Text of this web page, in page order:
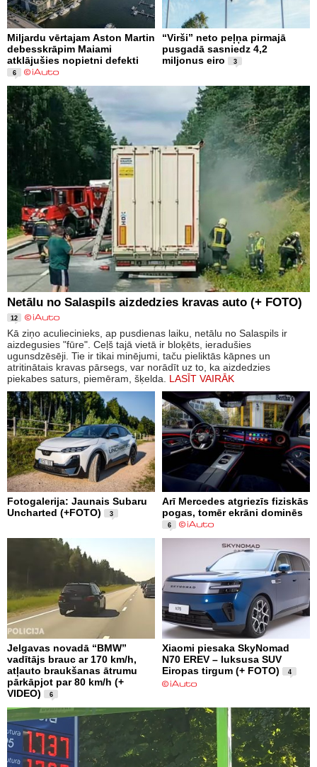
Miljardu vērtajam Aston Martin
debesskrāpim Maiami
atklājušies nopietni defekti
6
“Virši” neto peļņa pirmajā
pusgadā sasniedz 4,2
miljonus eiro
3
Netālu no Salaspils aizdedzies kravas auto (+ FOTO)
12
Kā ziņo aculiecinieks, ap pusdienas laiku, netālu no Salaspils ir
aizdegusies "fūre". Ceļš tajā vietā ir bloķēts, ieradušies
ugunsdzēsēji. Tie ir tikai minējumi, taču pieliktās kāpnes un
atritinātais kravas pārsegs, var norādīt uz to, ka aizdedzies
piekabes saturs, piemēram, šķelda. LASĪT VAIRĀK
Fotogalerija: Jaunais Subaru
Uncharted (+FOTO)
3
Arī Mercedes atgriezīs fiziskās
pogas, tomēr ekrāni dominēs
6
Jelgavas novadā “BMW”
vadītājs brauc ar 170 km/h,
atļauto braukšanas ātrumu
pārkāpjot par 80 km/h (+
VIDEO)
6
Xiaomi piesaka SkyNomad
N70 EREV – luksusa SUV
Eiropas tirgum (+ FOTO)
4